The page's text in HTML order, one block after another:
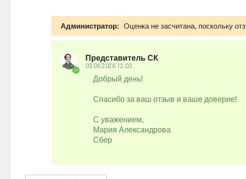
Администратор: Оценка не засчитана, поскольку
Представитель СК
03.06.2026 12:03
Добрый день!
Спасибо за ваш отзыв и ваше доверие!
С уважением,
Мария Александрова
Сбер